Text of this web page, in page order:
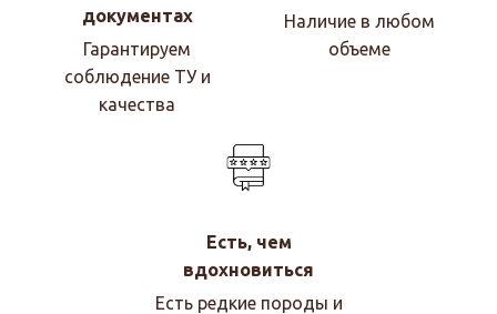
документах
Гарантируем
соблюдение ТУ и
качества
Наличие в любом
объеме
Есть, чем
вдохновиться
Есть редкие породы и